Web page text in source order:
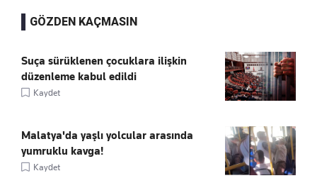
GÖZDEN KAÇMASIN
Suça sürüklenen çocuklara ilişkin
düzenleme kabul edildi
Kaydet
Malatya'da yaşlı yolcular arasında
yumruklu kavga!
Kaydet